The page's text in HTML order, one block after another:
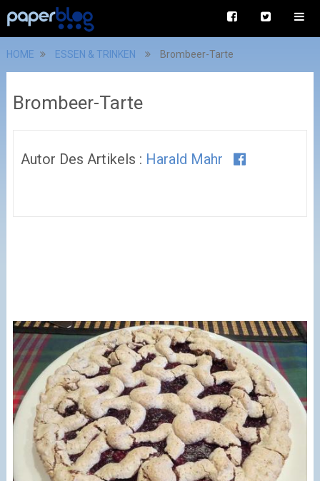
HOME ESSEN & TRINKEN Brombeer-Tarte
Brombeer-Tarte
Autor Des Artikels : Harald Mahr